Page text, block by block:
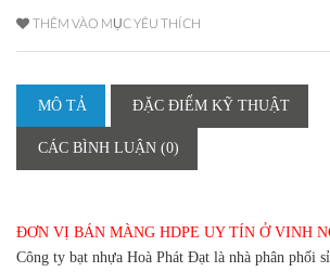
THÊM VÀO MỤC YÊU THÍCH
MÔ TẢ ĐẶC ĐIỂM KỸ THUẬT
CÁC BÌNH LUẬN (0)
ĐƠN VỊ BÁN MÀNG HDPE UY TÍN Ở VINH
Công ty bạt nhựa Hoà Phát Đạt là nhà phân phối